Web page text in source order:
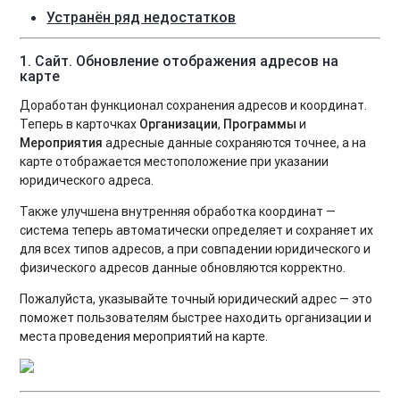
Устранён ряд недостатков
1. Сайт. Обновление отображения адресов на
карте
Доработан функционал сохранения адресов и координат.
Теперь в карточках Организации, Программы и
Мероприятия адресные данные сохраняются точнее, а на
карте отображается местоположение при указании
юридического адреса.
Также улучшена внутренняя обработка координат —
система теперь автоматически определяет и сохраняет их
для всех типов адресов, а при совпадении юридического и
физического адресов данные обновляются корректно.
Пожалуйста, указывайте точный юридический адрес — это
поможет пользователям быстрее находить организации и
места проведения мероприятий на карте.